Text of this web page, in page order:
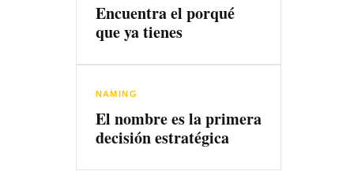
Encuentra el porqué
que ya tienes
NAMING
El nombre es la primera
decisión estratégica